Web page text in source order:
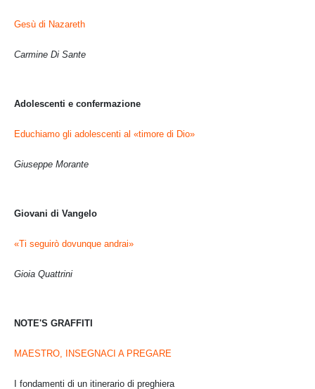
Gesù di Nazareth
Carmine Di Sante
Adolescenti e confermazione
Educhiamo gli adolescenti al «timore di Dio»
Giuseppe Morante
Giovani di Vangelo
«Ti seguirò dovunque andrai»
Gioia Quattrini
NOTE'S GRAFFITI
MAESTRO, INSEGNACI A PREGARE
I fondamenti di un itinerario di preghiera